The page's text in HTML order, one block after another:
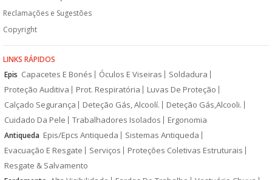
Reclamações e Sugestões
Copyright
LINKS RÁPIDOS
Epis Capacetes E Bonés Óculos E Viseiras
Soldadura
Proteção Auditiva
Prot. Respiratória
Luvas De Proteção
Calçado Segurança
Deteção Gás, Alcoolí.
Deteção Gás,Alcooli.
Cuidado Da Pele
Trabalhadores Isolados Ergonomia
Antiqueda Epis/Epcs Antiqueda
Sistemas Antiqueda
Evacuação E Resgate
Serviços
Proteções Coletivas Estruturais
Resgate & Salvamento